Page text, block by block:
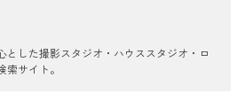
とした撮影スタジオ・ハウススタジオ・ロ
索サイト。